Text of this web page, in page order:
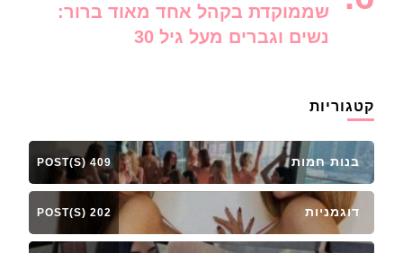
שממוקדת בקהל אחד מאוד ברור:
נשים וגברים מעל גיל 30
קטגוריות
בנות חמות 409 POST(S)
דוגמניות 202 POST(S)